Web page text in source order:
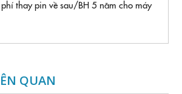
thay pin về sau/BH 5 năm cho máy
QUAN